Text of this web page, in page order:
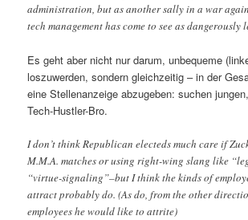
administration, but as another sally in a war
tech management has come to see as dangerously
Es geht aber nicht nur darum, unbequeme
loszuwerden, sondern gleichzeitig – in der
eine Stellenanzeige abzugeben: suchen
Tech-Hustler-Bro.
I don’t think Republican electeds much care if
M.M.A. matches or using right-wing slang like
“virtue-signaling”–but I think the kinds of
attract probably do. (As do, from the other
employees he would like to attrite)